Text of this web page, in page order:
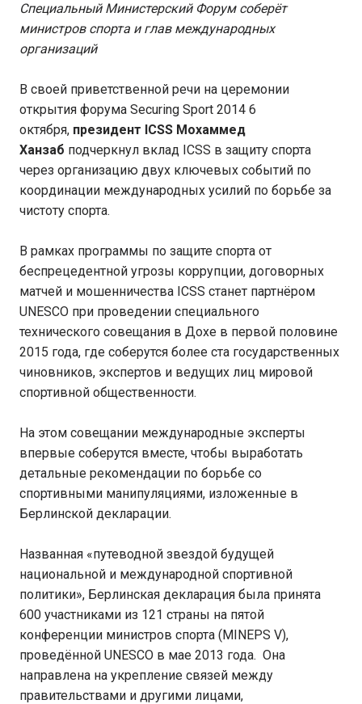
Специальный Министерский Форум соберёт
министров спорта и глав международных
организаций
В своей приветственной речи на церемонии
открытия форума Securing Sport 2014 6
октября, президент ICSS Мохаммед
Ханзаб подчеркнул вклад ICSS в защиту спорта
через организацию двух ключевых событий по
координации международных усилий по борьбе за
чистоту спорта.
В рамках программы по защите спорта от
беспрецедентной угрозы коррупции, договорных
матчей и мошенничества ICSS станет партнёром
UNESCO при проведении специального
технического совещания в Дохе в первой половине
2015 года, где соберутся более ста государственных
чиновников, экспертов и ведущих лиц мировой
спортивной общественности.
На этом совещании международные эксперты
впервые соберутся вместе, чтобы выработать
детальные рекомендации по борьбе со
спортивными манипуляциями, изложенные в
Берлинской декларации.
Названная «путеводной звездой будущей
национальной и международной спортивной
политики», Берлинская декларация была принята
600 участниками из 121 страны на пятой
конференции министров спорта (MINEPS V),
проведённой UNESCO в мае 2013 года. Она
направлена на укрепление связей между
правительствами и другими лицами,